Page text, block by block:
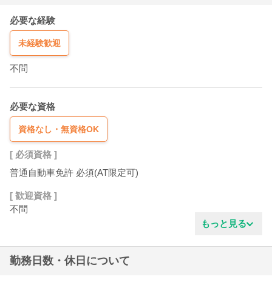
必要な経験
未経験歓迎
不問
必要な資格
資格なし・無資格OK
[ 必須資格 ]
普通自動車免許 必須(AT限定可)
[ 歓迎資格 ]
不問
もっと見る
勤務日数・休日について